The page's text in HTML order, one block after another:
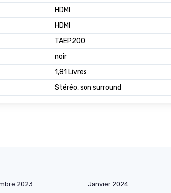
HDMI
HDMI
TAEP200
noir
1,81 Livres
Stéréo, son surround
2023 Janvier 2024